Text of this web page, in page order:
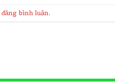
đăng bình luận.